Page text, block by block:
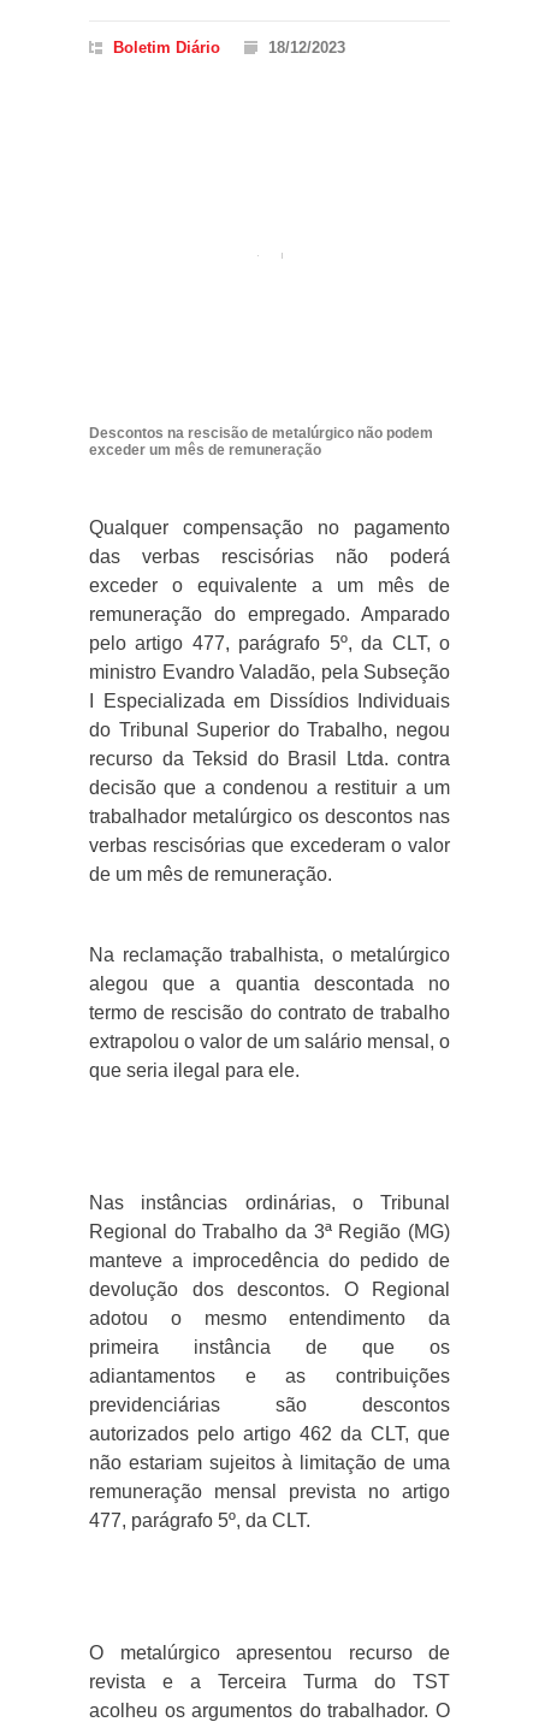
Boletim Diário 18/12/2023
Descontos na rescisão de metalúrgico não podem
exceder um mês de remuneração
Qualquer compensação no pagamento
das verbas rescisórias não poderá
exceder o equivalente a um mês de
remuneração do empregado. Amparado
pelo artigo 477, parágrafo 5º, da CLT, o
ministro Evandro Valadão, pela Subseção
I Especializada em Dissídios Individuais
do Tribunal Superior do Trabalho, negou
recurso da Teksid do Brasil Ltda. contra
decisão que a condenou a restituir a um
trabalhador metalúrgico os descontos nas
verbas rescisórias que excederam o valor
de um mês de remuneração.
Na reclamação trabalhista, o metalúrgico
alegou que a quantia descontada no
termo de rescisão do contrato de trabalho
extrapolou o valor de um salário mensal, o
que seria ilegal para ele.
Nas instâncias ordinárias, o Tribunal
Regional do Trabalho da 3ª Região (MG)
manteve a improcedência do pedido de
devolução dos descontos. O Regional
adotou o mesmo entendimento da
primeira instância de que os
adiantamentos e as contribuições
previdenciárias são descontos
autorizados pelo artigo 462 da CLT, que
não estariam sujeitos à limitação de uma
remuneração mensal prevista no artigo
477, parágrafo 5º, da CLT.
O metalúrgico apresentou recurso de
revista e a Terceira Turma do TST
acolheu os argumentos do trabalhador. O